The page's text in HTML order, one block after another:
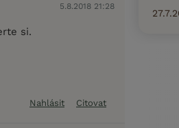
5.8.2018 21:28
si.
Nahlásit Citovat